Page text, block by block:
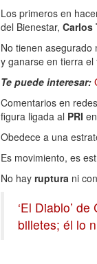
Los primeros en
del Bienestar, Carlos
No tienen
y ganarse en tierra
Te puede interesar:
Comentarios en
figura ligada al PRI
Obedece a una
Es movimiento, es
No hay ruptura ni
‘El Diablo’
billetes; él lo